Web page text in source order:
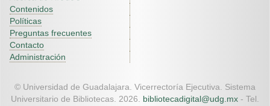
Contenidos
Políticas
Preguntas frecuentes
Contacto
Administración
© Universidad de Guadalajara. Vicerrectoría Ejecutiva. Sistema
Universitario de Bibliotecas. 2026. bibliotecadigital@udg.mx - Tel.